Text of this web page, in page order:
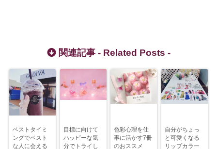
関連記事 - Related Posts -
ベストタイミ
ングでベスト
な人に会える
目標に向けて
ハッピーな気
分でトライし
色彩心理を仕
事に活かす7冊
のおススメ
自分がちょっ
と可愛くなる
リップカラー